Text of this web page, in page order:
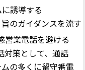
誘導する
のガイダンスを流す
営業電話を避ける
対策として、通話
の多くに留守番電